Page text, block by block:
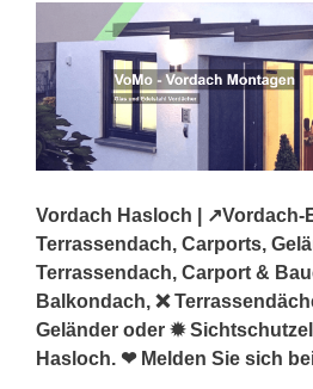
Vordach Hasloch | ↗️Vordach-
Terrassendach, Carports,
Terrassendach, Carport &
Balkondach, ❌
Geländer oder ✹
Hasloch. ❤ Melden Sie sich